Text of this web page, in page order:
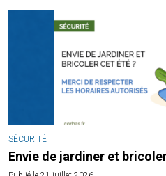
SÉCURITÉ
Envie de jardiner et